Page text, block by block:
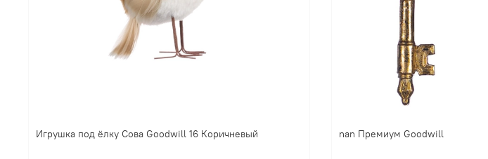
Игрушка под ёлку Сова Goodwill 16 Коричневый nan Премиум Goodwill